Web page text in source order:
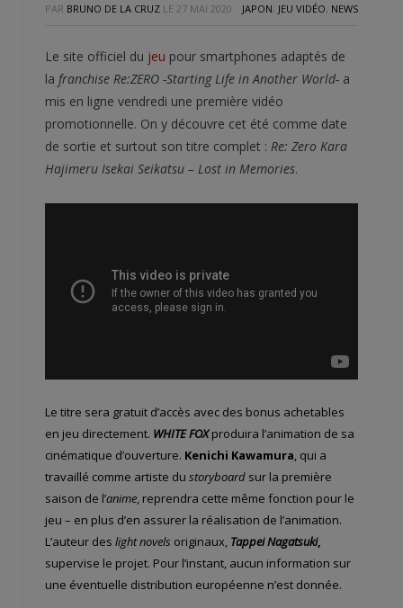
PAR BRUNO DE LA CRUZ LE 27 MAI 2020 JAPON, JEU VIDÉO, NEWS
Le site officiel du jeu pour smartphones adaptés de
la franchise Re:ZERO -Starting Life in Another World- a
mis en ligne vendredi une première vidéo
promotionnelle. On y découvre cet été comme date
de sortie et surtout son titre complet : Re: Zero Kara
Hajimeru Isekai Seikatsu – Lost in Memories.
Le titre sera gratuit d’accès avec des bonus achetables
en jeu directement. WHITE FOXproduira l’animation de sa
cinématique d’ouverture. Kenichi Kawamura, qui a
travaillé comme artiste du storyboard sur la première
saison de l’anime, reprendra cette même fonction pour le
jeu – en plus d’en assurer la réalisation de l’animation.
L’auteur des light novels originaux, Tappei Nagatsuki,
supervise le projet. Pour l’instant, aucun information sur
une éventuelle distribution européenne n’est donnée.